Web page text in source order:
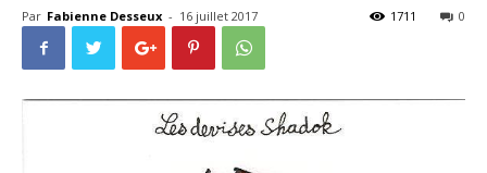
Par Fabienne Desseux - 16 juillet 2017 0
1711